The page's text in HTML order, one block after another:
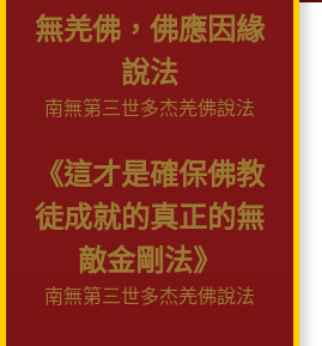
無羌佛，佛應因緣
說法
南無第三世多杰羌佛說法
《這才是確保佛教
徒成就的真正的無
敵金剛法》
南無第三世多杰羌佛說法